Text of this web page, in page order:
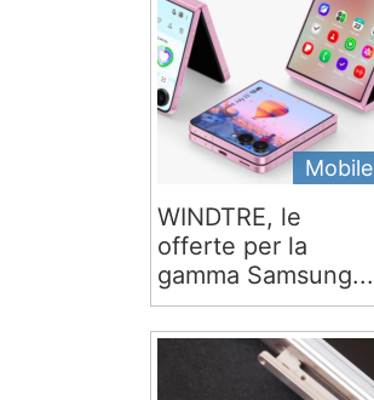
Mobile
WINDTRE, le
offerte per la
gamma Samsung...